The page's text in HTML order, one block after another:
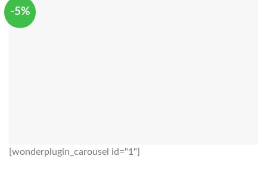
-5%
[wonderplugin_carousel id="1"]